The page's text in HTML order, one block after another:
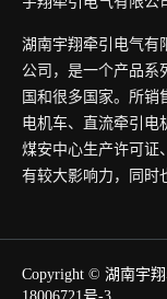
湖南宇翔牵引电气有
公司，是一个产品系
国和很多国家。所销
电机车、直流牵引电
煤安中心生产许可证
有较大影响力，同时
Copyright © 湖南宇